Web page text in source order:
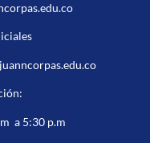
a 5:30 p.m